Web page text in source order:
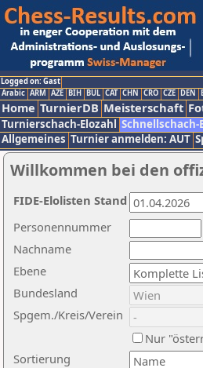
Logged on: Gast
Arabic ARM AZE BIH BUL CAT CHN CRO CZE DEN
Home TurnierDB Meisterschaft
Turnierschach-Elozahl Schnellschach-
Allgemeines Turnier anmelden: AUT
Willkommen bei den
Nachname
Ebene
Sortierung
Personennummer
Bundesland
Spgem./Kreis/Verein
Nur
FIDE-Elolisten Stand